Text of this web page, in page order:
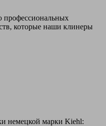
профессиональных
которые наши клинеры
немецкой марки Kiehl: